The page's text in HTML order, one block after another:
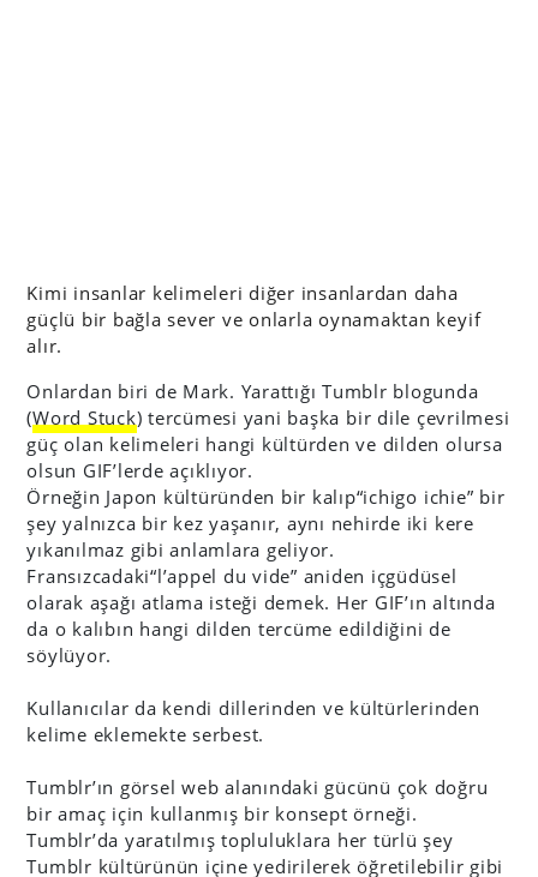
Kimi insanlar kelimeleri diğer insanlardan daha
güçlü bir bağla sever ve onlarla oynamaktan keyif
alır.
Onlardan biri de Mark. Yarattığı Tumblr blogunda
(Word Stuck) tercümesi yani başka bir dile çevrilmesi
güç olan kelimeleri hangi kültürden ve dilden olursa
olsun GIF’lerde açıklıyor.
Örneğin Japon kültüründen bir kalıp“ichigo ichie” bir
şey yalnızca bir kez yaşanır, aynı nehirde iki kere
yıkanılmaz gibi anlamlara geliyor.
Fransızcadaki“l’appel du vide” aniden içgüdüsel
olarak aşağı atlama isteği demek. Her GIF’ın altında
da o kalıbın hangi dilden tercüme edildiğini de
söylüyor.
Kullanıcılar da kendi dillerinden ve kültürlerinden
kelime eklemekte serbest.
Tumblr’ın görsel web alanındaki gücünü çok doğru
bir amaç için kullanmış bir konsept örneği.
Tumblr’da yaratılmış topluluklara her türlü şey
Tumblr kültürünün içine yedirilerek öğretilebilir gibi